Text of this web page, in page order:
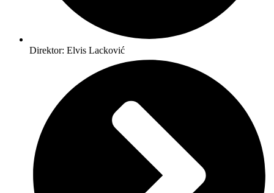
Direktor: Elvis Lacković